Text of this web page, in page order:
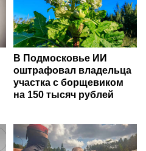
В Подмосковье ИИ
оштрафовал владельца
участка с борщевиком
на 150 тысяч рублей